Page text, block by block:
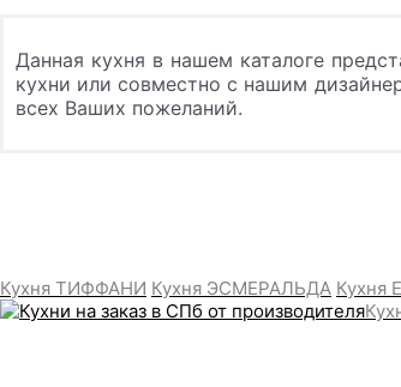
Данная кухня в нашем каталоге
кухни или совместно с нашим
всех Ваших пожеланий.
Кухня ТИФФАНИ Кухня ЭСМЕРАЛЬДА Кухня